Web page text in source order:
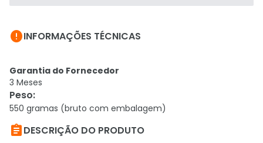
INFORMAÇÕES TÉCNICAS
Garantia do Fornecedor
3 Meses
Peso:
550 gramas (bruto com embalagem)
DESCRIÇÃO DO PRODUTO